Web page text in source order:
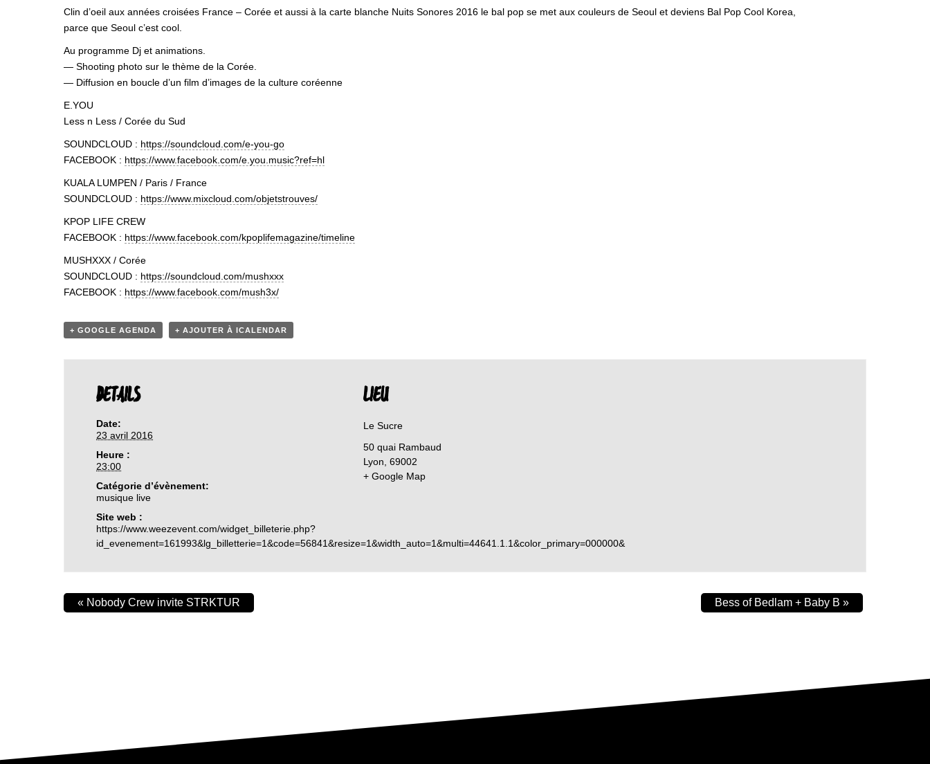
Clin d’oeil aux années croisées France – Corée et aussi à la carte blanche Nuits Sonores 2016 le bal pop se met aux couleurs de Seoul et deviens Bal Pop Cool Korea,
parce que Seoul c’est cool.
Au programme Dj et animations.
— Shooting photo sur le thème de la Corée.
— Diffusion en boucle d’un film d’images de la culture coréenne
E.YOU
Less n Less / Corée du Sud
SOUNDCLOUD : https://soundcloud.com/e-you-go
FACEBOOK : https://www.facebook.com/e.you.music?ref=hl
KUALA LUMPEN / Paris / France
SOUNDCLOUD : https://www.mixcloud.com/objetstrouves/
KPOP LIFE CREW
FACEBOOK : https://www.facebook.com/kpoplifemagazine/timeline
MUSHXXX / Corée
SOUNDCLOUD : https://soundcloud.com/mushxxx
FACEBOOK : https://www.facebook.com/mush3x/
+ GOOGLE AGENDA + AJOUTER À ICALENDAR
DETAILS
Date:
23 avril 2016
Heure :
23:00
Catégorie d’évènement:
musique live
Site web :
https://www.weezevent.com/widget_billeterie.php?
id_evenement=161993&lg_billetterie=1&code=56841&resize=1&width_auto=1&multi=44641.1.1&color_primary=000000&
LIEU
Le Sucre
50 quai Rambaud
Lyon 69002
+ Google Map
« Nobody Crew invite STRKTUR Bess of Bedlam + Baby B »